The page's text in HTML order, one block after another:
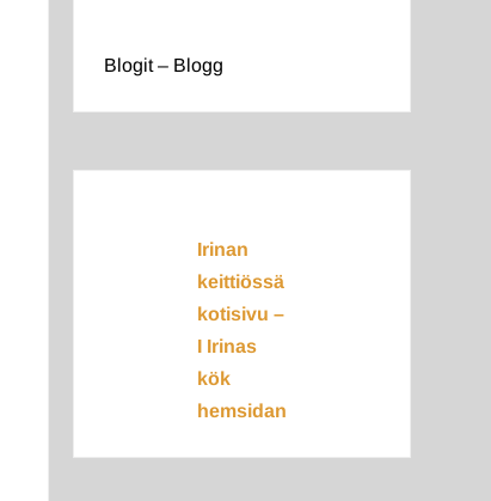
Blogit – Blogg
Irinan
keittiössä
kotisivu –
I Irinas
kök
hemsidan